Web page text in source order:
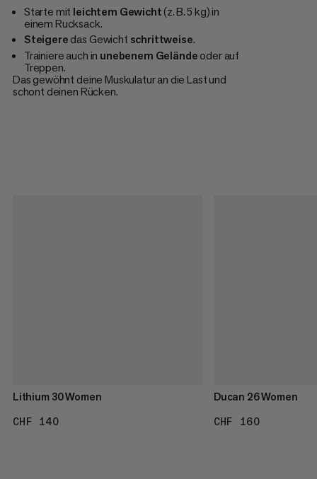
Starte mit leichtem Gewicht(z. B. 5 kg) in
einem Rucksack.
Steigeredas Gewicht schrittweise.
Trainiere auch in unebenem Geländeoder auf
Treppen.
Das gewöhnt deine Muskulatur an die Last und
schont deinen Rücken.
Lithium 30 Women
CHF 140
Ducan 26 Women
CHF 160CHF 160